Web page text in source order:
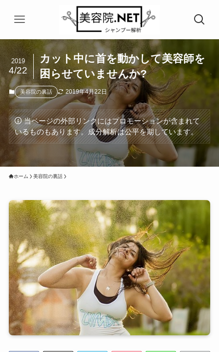
カット中に首を動かして美容師を
困らせていませんか?
2019
4/22
美容院の裏話 2019年4月22日
当ページの外部リンクにはプロモーションが含まれて
いるものもあります。成分解析は公平を期しています。
ホーム 美容院の裏話